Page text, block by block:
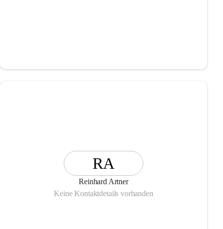
RA
Reinhard Artner
Keine Kontaktdetails vorhanden